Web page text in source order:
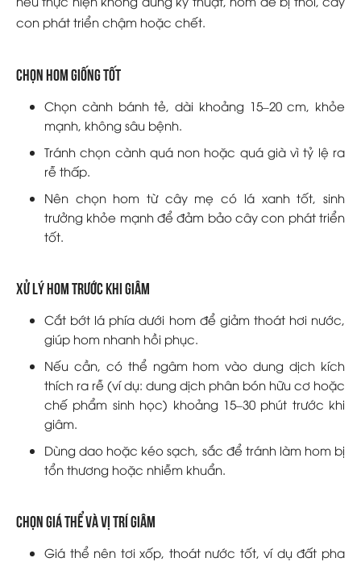
con phát triển chậm hoặc chết.
Chọn hom giống tốt
Chọn cành bánh tẻ, dài khoảng 15–20 cm, khỏe
mạnh, không sâu bệnh.
Tránh chọn cành quá non hoặc quá già vì tỷ lệ ra
rễ thấp.
Nên chọn hom từ cây mẹ có lá xanh tốt, sinh
trưởng khỏe mạnh để đảm bảo cây con phát triển
tốt.
Xử lý hom trước khi giâm
Cắt bớt lá phía dưới hom để giảm thoát hơi nước,
giúp hom nhanh hồi phục.
Nếu cần, có thể ngâm hom vào dung dịch kích
thích ra rễ (ví dụ: dung dịch phân bón hữu cơ hoặc
chế phẩm sinh học) khoảng 15–30 phút trước khi
giâm.
Dùng dao hoặc kéo sạch, sắc để tránh làm hom bị
tổn thương hoặc nhiễm khuẩn.
Chọn giá thể và vị trí giâm
Giá thể nên tơi xốp, thoát nước tốt, ví dụ đất pha